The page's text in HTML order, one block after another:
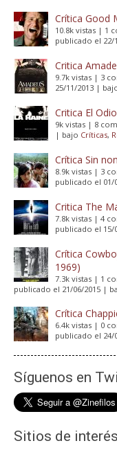
Crítica Good
10.8k vistas | 1
publicado el 22/
Critica
9.7k vistas | 3
25/11/2013 |
Critica El
9k vistas | 8
| bajo Críticas,
Crítica Sin
8.9k vistas | 3
publicado el 01/
Critica The
7.8k vistas | 4
publicado el 15/
Crítica
1969)
7.3k vistas | 1
publicado el 21/06/2015 |
Crítica
6.4k vistas | 0
publicado el 24/
Síguenos en
Sitios de interés